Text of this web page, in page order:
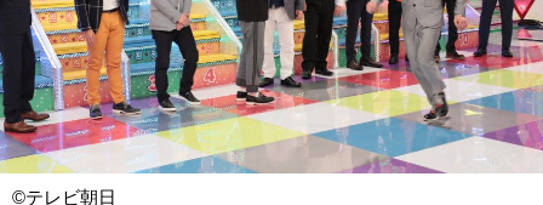
©テレビ朝日